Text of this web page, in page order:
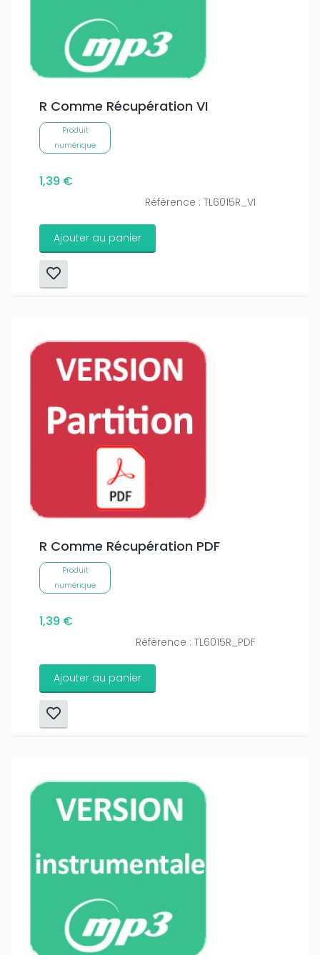
R Comme Récupération VI
Produit
numérique
1,39 €
Référence : TL6015R_VI
Ajouter au panier
R Comme Récupération PDF
Produit
numérique
1,39 €
Référence : TL6015R_PDF
Ajouter au panier